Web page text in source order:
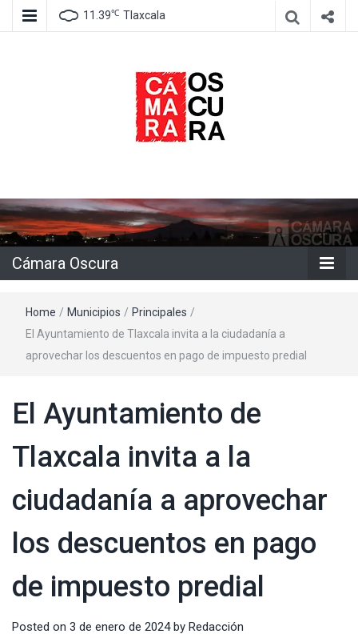
11.39℃ Tlaxcala
Cámara
Oscura
Cámara Oscura
Home / Municipios / Principales /
El Ayuntamiento de Tlaxcala invita a la ciudadanía a
aprovechar los descuentos en pago de impuesto predial
El Ayuntamiento de
Tlaxcala invita a la
ciudadanía a aprovechar
los descuentos en pago
de impuesto predial
Posted on 3 de enero de 2024by Redacción